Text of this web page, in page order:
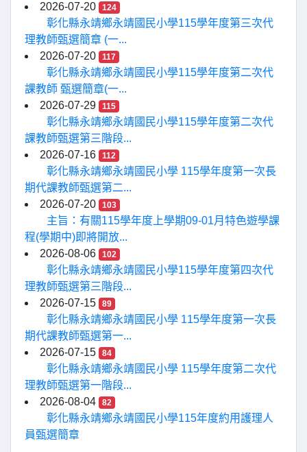
2026-07-20
124
彰化縣永靖鄉永靖國民小學115學年度第三次代
理教師甄選簡章 (一...
2026-07-20
117
彰化縣永靖鄉永靖國民小學115學年度第二次代
課教師 甄選簡章(一...
2026-07-29
115
彰化縣永靖鄉永靖國民小學115學年度第二次代
課教師甄選第三階段...
2026-07-16
112
彰化縣永靖鄉永靖國民小學 115學年度第一次長
期代課教師甄選第二...
2026-07-20
103
主旨：有關115學年度上學期09-01月特色遊學課
程(學期中)即將開放...
2026-08-06
102
彰化縣永靖鄉永靖國民小學115學年度第四次代
理教師甄選第三階段...
2026-07-15
89
彰化縣永靖鄉永靖國民小學 115學年度第一次長
期代課教師甄選第一...
2026-07-15
84
彰化縣永靖鄉永靖國民小學 115學年度第二次代
理教師甄選第一階段...
2026-08-04
82
彰化縣永靖鄉永靖國民小學115年度約用護理人
員甄選簡章